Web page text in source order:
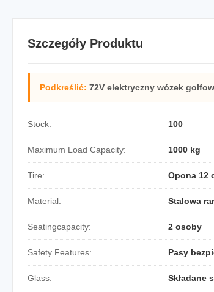
Szczegóły Produktu
Podkreślić: 72V elektryczny wózek
Stock: 100
Maximum Load Capacity: 1000 kg
Tire: Opona 12
Material: Stalowa
Seatingcapacity: 2 osoby
Safety Features: Pasy
Glass: Składane